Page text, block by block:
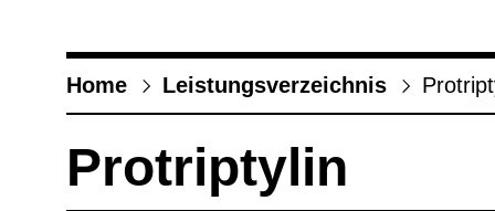
Home Leis­tungs­ver­zeich­nis
Pro­tri­pty­lin